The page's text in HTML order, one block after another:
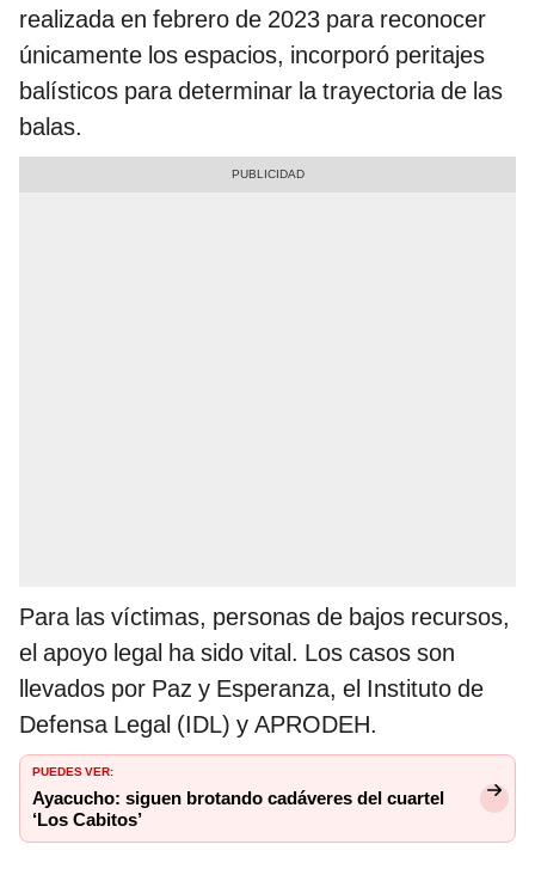
realizada en febrero de 2023 para reconocer
únicamente los espacios, incorporó peritajes
balísticos para determinar la trayectoria de las
balas.
Para las víctimas, personas de bajos recursos,
el apoyo legal ha sido vital. Los casos son
llevados por Paz y Esperanza, el Instituto de
Defensa Legal (IDL) y APRODEH.
PUEDES VER:
Ayacucho: siguen brotando cadáveres del cuartel
‘Los Cabitos’